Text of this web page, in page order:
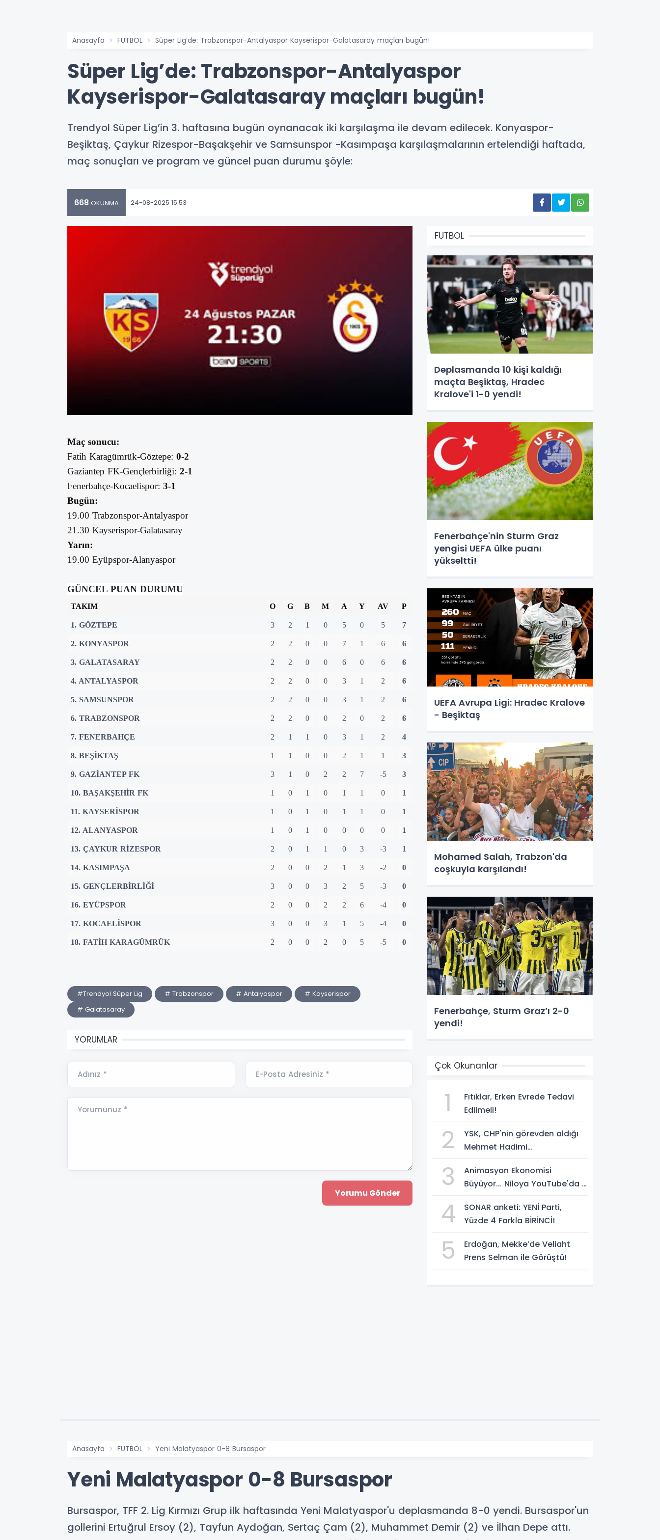
Anasayfa FUTBOL Süper Lig’de: Trabzonspor-Antalyaspor Kayserispor-Galatasaray maçları bugün!
Süper Lig’de: Trabzonspor-Antalyaspor
Kayserispor-Galatasaray maçları bugün!
Trendyol Süper Lig’in 3. haftasına bugün oynanacak iki karşılaşma ile devam edilecek. Konyaspor-
Beşiktaş, Çaykur Rizespor-Başakşehir ve Samsunspor -Kasımpaşa karşılaşmalarının ertelendiği haftada,
maç sonuçları ve program ve güncel puan durumu şöyle:
668 OKUNMA 24-08-2025 15:53
Maç sonucu:
Fatih Karagümrük-Göztepe: 0-2
Gaziantep FK-Gençlerbirliği: 2-1
Fenerbahçe-Kocaelispor: 3-1
Bugün:
19.00 Trabzonspor-Antalyaspor
21.30 Kayserispor-Galatasaray
Yarın:
19.00 Eyüpspor-Alanyaspor
GÜNCEL PUAN DURUMU
TAKIM O G B M A Y AV P
1. GÖZTEPE 3 2 1 0 5 0 5 7
2. KONYASPOR 2 2 0 0 7 1 6 6
3. GALATASARAY 2 2 0 0 6 0 6 6
4. ANTALYASPOR 2 2 0 0 3 1 2 6
5. SAMSUNSPOR 2 2 0 0 3 1 2 6
6. TRABZONSPOR 2 2 0 0 2 0 2 6
7. FENERBAHÇE 2 1 1 0 3 1 2 4
8. BEŞİKTAŞ 1 1 0 0 2 1 1 3
9. GAZİANTEP FK 3 1 0 2 2 7 -5 3
10. BAŞAKŞEHİR FK 1 0 1 0 1 1 0 1
11. KAYSERİSPOR 1 0 1 0 1 1 0 1
12. ALANYASPOR 1 0 1 0 0 0 0 1
13. ÇAYKUR RİZESPOR 2 0 1 1 0 3 -3 1
14. KASIMPAŞA 2 0 0 2 1 3 -2 0
15. GENÇLERBİRLİĞİ 3 0 0 3 2 5 -3 0
16. EYÜPSPOR 2 0 0 2 2 6 -4 0
17. KOCAELİSPOR 3 0 0 3 1 5 -4 0
18. FATİH KARAGÜMRÜK 2 0 0 2 0 5 -5 0
#Trendyol Süper Lig # Trabzonspor # Antalyaspor
# Kayserispor
# Galatasaray
YORUMLAR
Adınız * E-Posta Adresiniz *
Yorumunuz *
FUTBOL
Deplasmanda 10 kişi kaldığı
maçta Beşiktaş, Hradec
Kralove'i 1-0 yendi!
Fenerbahçe'nin Sturm Graz
yengisi UEFA ülke puanı
yükseltti!
UEFA Avrupa Ligi: Hradec Kralove
- Beşiktaş
Mohamed Salah, Trabzon'da
coşkuyla karşılandı!
Fenerbahçe, Sturm Graz’ı 2-0
yendi!
Çok Okunanlar
1
Fıtıklar, Erken Evrede Tedavi
Edilmeli!
2
YSK, CHP'nin görevden aldığı
Mehmet Hadimi
temsilcisi olarak atadı!
3
Animasyon Ekonomisi
Büyüyor... Niloya YouTube'da 7
4
SONAR anketi: YENİ Parti,
Yüzde 4 Farkla BİRİNCİ!
5
Erdoğan, Mekke’de Veliaht
Prens Selman ile Görüştü!
Anasayfa FUTBOL Yeni Malatyaspor 0-8 Bursaspor
Yeni Malatyaspor 0-8 Bursaspor
Bursaspor, TFF 2. Lig Kırmızı Grup ilk haftasında Yeni Malatyaspor'u deplasmanda 8-0 yendi. Bursaspor'un
gollerini Ertuğrul Ersoy (2), Tayfun Aydoğan, Sertaç Çam (2), Muhammet Demir (2) ve İlhan Depe attı.